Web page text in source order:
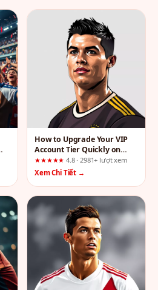
How to Upgrade Your VIP
Account Tier Quickly on
x88.cheap: A UX Analysis of
Who Benefits and Who
★★★★★4.8 · 2981+ lượt xem
Xem Chi Tiết →